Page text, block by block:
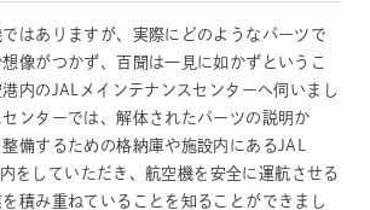
はありますが、実際にどのようなパーツで
像がつかず、百聞は一見に如かずというこ
内のJALメインテナンスセンターへ伺いまし
ンターでは、解体されたパーツの説明か
備するための格納庫や施設内にあるJAL
をしていただき、航空機を安全に運航させる
積み重ねていることを知ることができまし